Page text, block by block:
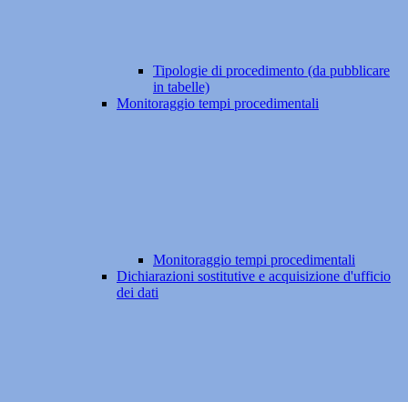
Tipologie di procedimento (da pubblicare
in tabelle)
Monitoraggio tempi procedimentali
Monitoraggio tempi procedimentali
Dichiarazioni sostitutive e acquisizione d'ufficio
dei dati